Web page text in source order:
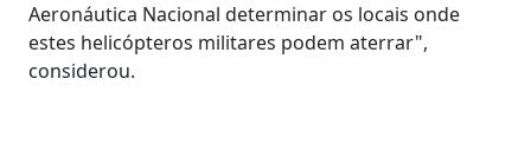
Aeronáutica Nacional determinar os locais onde
estes helicópteros militares podem aterrar",
considerou.